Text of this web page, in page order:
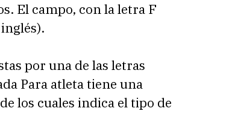
El campo, con la letra F
por una de las letras
Para atleta tiene una
los cuales indica el tipo de